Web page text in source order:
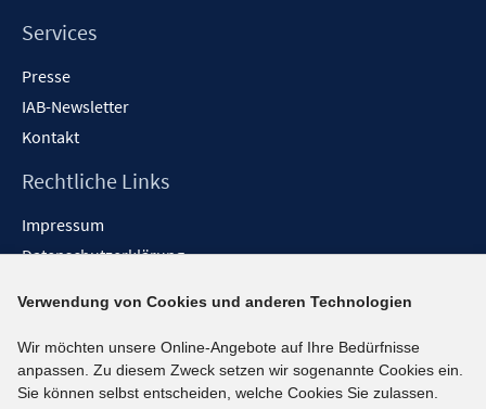
Services
Presse
IAB-Newsletter
Kontakt
Rechtliche Links
Impressum
Datenschutzerklärung
Barrieren melden
Social-Media-Kanäle
BlueSky
Verwendung von Cookies und anderen Technologien
Wir möchten unsere Online-Angebote auf Ihre Bedürfnisse
anpassen. Zu diesem Zweck setzen wir sogenannte Cookies ein.
Sie können selbst entscheiden, welche Cookies Sie zulassen.